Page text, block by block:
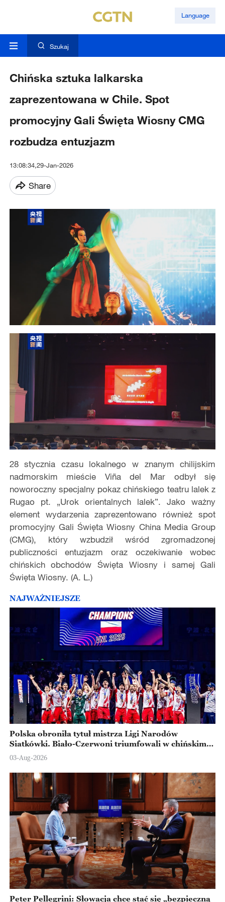
Language
Szukaj
Chińska sztuka lalkarska
zaprezentowana w Chile. Spot
promocyjny Gali Święta Wiosny CMG
rozbudza entuzjazm
13:08:34,29-Jan-2026
Share
28 stycznia czasu lokalnego w znanym chilijskim
nadmorskim mieście Viña del Mar odbył się
noworoczny specjalny pokaz chińskiego teatru lalek z
Rugao pt. „Urok orientalnych lalek”. Jako ważny
element wydarzenia zaprezentowano również spot
promocyjny Gali Święta Wiosny China Media Group
(CMG), który wzbudził wśród zgromadzonej
publiczności entuzjazm oraz oczekiwanie wobec
chińskich obchodów Święta Wiosny i samej Gali
Święta Wiosny. (A. L.)
NAJWAŻNIEJSZE
Polska obroniła tytuł mistrza Ligi Narodów
Siatkówki. Biało-Czerwoni triumfowali w chińskim
Ningbo
03-Aug-2026
Peter Pellegrini: Słowacja chce stać się „bezpieczną